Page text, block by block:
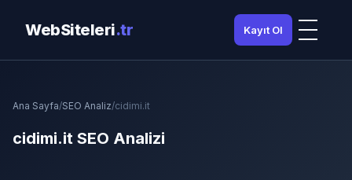
WebSiteleri.tr Kayıt Ol
Ana Sayfa/SEO Analiz/cidimi.it
cidimi.it SEO Analizi